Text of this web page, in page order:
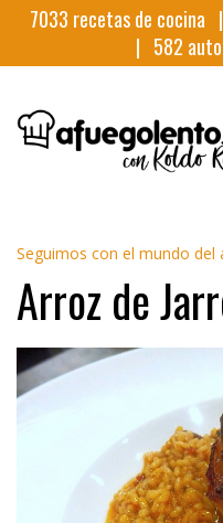
7033 recetas de cocina |
| 582
Seguimos con el mundo del
Arroz de